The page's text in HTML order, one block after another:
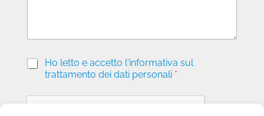
P
v
a
Ho letto e accetto l'informativa sul
trattamento dei dati personali *